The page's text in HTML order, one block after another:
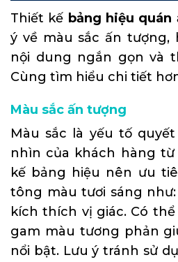
Thiết kế bảng hiệu quán
ý về màu sắc ấn tượng,
nội dung ngắn gọn và
Cùng tìm hiểu chi tiết
Màu sắc ấn tượng
Màu sắc là yếu tố
nhìn của khách hàng từ
kế bảng hiệu nên ưu
tông màu tươi sáng
kích thích vị giác. Có
gam màu tương phản
nổi bật. Lưu ý tránh sử